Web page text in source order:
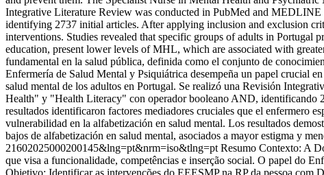
Integrative Literature Review was conducted in PubMed and
identifying 2737 initial articles. After applying inclusion and exclusion
interventions. Studies revealed that specific groups of adults in Portugal
education, present lower levels of MHL, which are associated with
fundamental en la salud pública, definida como el conjunto de
Enfermería de Salud Mental y Psiquiátrica desempeña un papel crucial
salud mental de los adultos en Portugal. Se realizó una Revisión
Health" y "Health Literacy" con operador booleano AND, identificando
resultados identificaron factores mediadores cruciales que el enfermero
vulnerabilidad en la alfabetización en salud mental. Los resultados
bajos de alfabetización en salud mental, asociados a mayor estigma y
21602025000200145&lng=pt&nrm=iso&tlng=pt Resumo Contexto: A
que visa a funcionalidade, competências e inserção social. O papel do
Objetivo: Identificar as intervenções do EEESMP na RP da pessoa